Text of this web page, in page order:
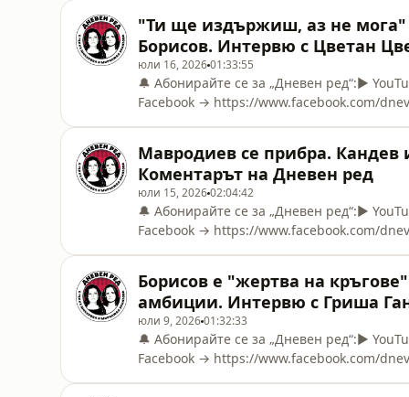
залагания, както и какво се случва около
"Ти ще издържиш, аз не
Борисов. Интервю с Цветан
юли 16, 202601:33:55
🔔 Абонирайте се за „Дневен ред“:▶️
Facebook → https://www.facebook.com/
https://patreon.com/DnevenRed💳 Stripe →
Мавродиев се прибра. Кандев
Коментарът на Дневен ред
юли 15, 202602:04:42
🔔 Абонирайте се за „Дневен ред“:▶️
Facebook → https://www.facebook.com/
https://patreon.com/DnevenRed💳 Stripe
Борисов е "жертва на
амбиции. Интервю с Гриша
юли 9, 202601:32:33
🔔 Абонирайте се за „Дневен ред“:▶️
Facebook → https://www.facebook.com/